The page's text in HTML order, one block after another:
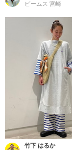
ビームス 宮崎
竹下 はるか